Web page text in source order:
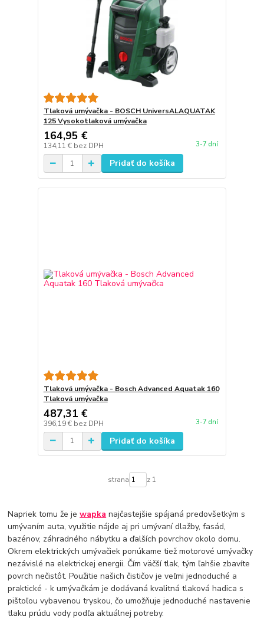
Tlaková umývačka - BOSCH UniversALAQUATAK
125 Vysokotlaková umývačka
164,95 €
134,11 € bez DPH 3-7 dní
Pridať do košíka
Tlaková umývačka - Bosch Advanced Aquatak 160
Tlaková umývačka
487,31 €
396,19 € bez DPH 3-7 dní
Pridať do košíka
strana z 1
Napriek tomu že jewapka najčastejšie spájaná predovšetkým s
umývaním auta, využitie nájde aj pri umývaní dlažby, fasád,
bazénov, záhradného nábytku a ďalších povrchov okolo domu.
Okrem elektrických umývačiek ponúkame tiež motorové umývačky
nezávislé na elektrickej energii. Čím väčší tlak, tým ľahšie zbavíte
povrch nečistôt. Použitie našich čističov je veľmi jednoduché a
praktické - k umývačkám je dodávaná kvalitná tlaková hadica s
pištoľou vybavenou tryskou, čo umožňuje jednoduché nastavenie
tlaku prúdu vody podľa aktuálnej potreby.